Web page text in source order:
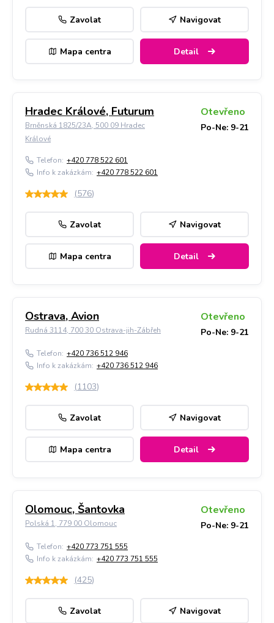
Zavolat Navigovat
Mapa centra Detail
Hradec Králové, Futurum
Brněnská 1825/23A, 500 09 Hradec
Králové
Otevřeno
Po-Ne: 9-21
Telefon: +420 778 522 601
Info k zakázkám: +420 778 522 601
(576)
Zavolat Navigovat
Mapa centra Detail
Ostrava, Avion
Rudná 3114, 700 30 Ostrava-jih-Zábřeh
Otevřeno
Po-Ne: 9-21
Telefon: +420 736 512 946
Info k zakázkám: +420 736 512 946
(1103)
Zavolat Navigovat
Mapa centra Detail
Olomouc, Šantovka
Polská 1, 779 00 Olomouc
Otevřeno
Po-Ne: 9-21
Telefon: +420 773 751 555
Info k zakázkám: +420 773 751 555
(425)
Zavolat Navigovat